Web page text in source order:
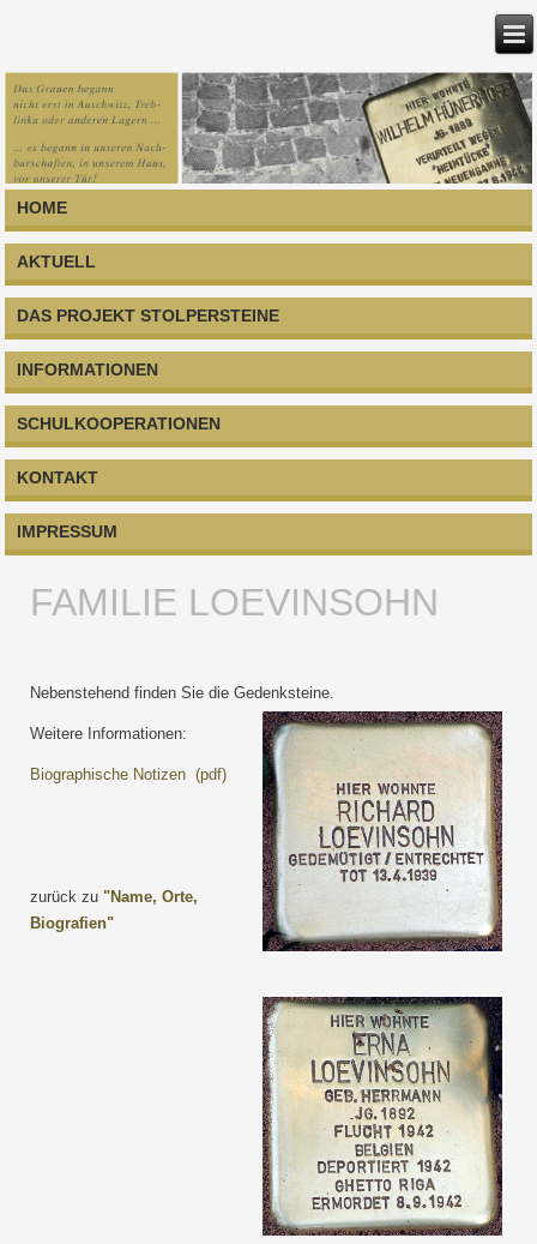
HOME
AKTUELL
DAS PROJEKT STOLPERSTEINE
INFORMATIONEN
SCHULKOOPERATIONEN
KONTAKT
IMPRESSUM
FAMILIE LOEVINSOHN
Nebenstehend finden Sie die Gedenksteine.
Weitere Informationen:
Biographische Notizen (pdf)
zurück zu"Name, Orte,
Biografien"